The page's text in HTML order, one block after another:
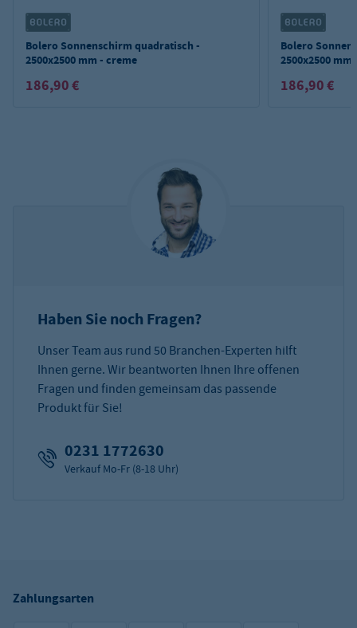
Bolero Sonnenschirm quadratisch -
2500x2500 mm - creme
186,90 €
Bolero
2500x2500
186,90 €
Haben Sie noch Fragen?
Unser Team aus rund 50 Branchen-Experten hilft
Ihnen gerne. Wir beantworten Ihnen Ihre offenen
Fragen und finden gemeinsam das passende
Produkt für Sie!
0231 1772630
Verkauf Mo-Fr (8-18 Uhr)
Zahlungsarten